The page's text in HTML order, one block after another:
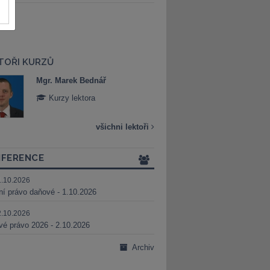
KURZŮ
Mgr. Marek Bednář
Kurzy lektora
všichni lektoři
právo daňové - 1.10.2026
právo 2026 - 2.10.2026
Archiv